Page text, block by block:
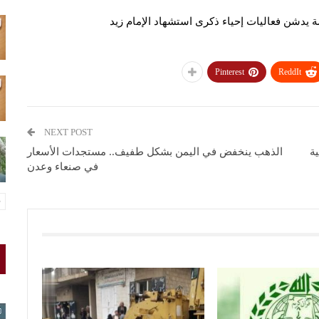
يدشن فعاليات إحياء ذكرى استشهاد الإمام زيد
ReddIt
Pinterest
NEXT POST
الذهب ينخفض في اليمن بشكل طفيف.. مستجدات الأسعار
في صنعاء وعدن